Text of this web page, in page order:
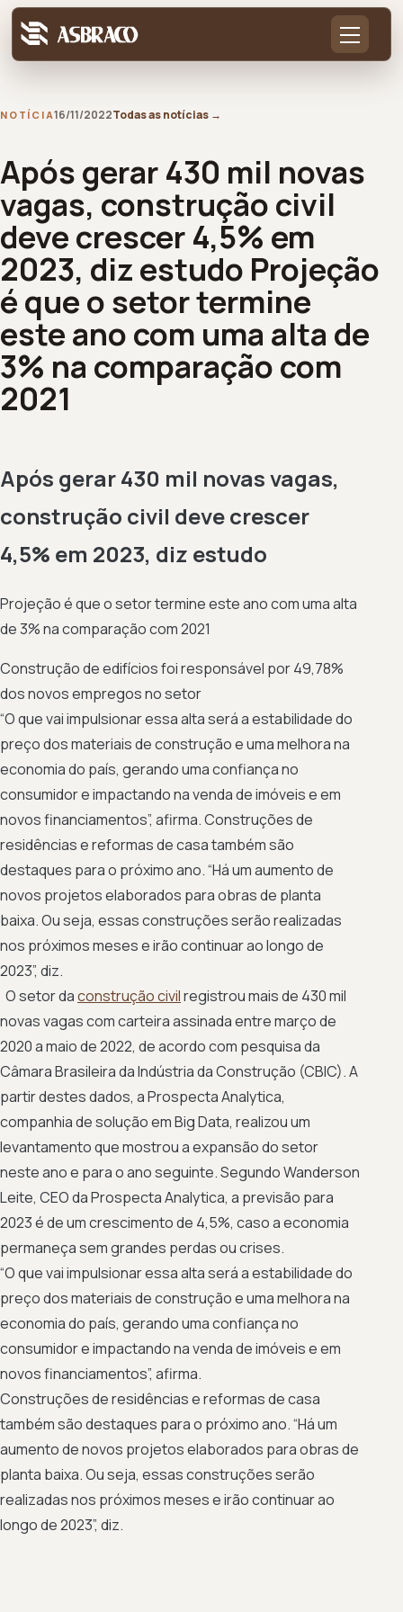
NOTÍCIA16/11/2022Todas as notícias →
Após gerar 430 mil novas
vagas, construção civil
deve crescer 4,5% em
2023, diz estudo Projeção
é que o setor termine
este ano com uma alta de
3% na comparação com
2021
Após gerar 430 mil novas vagas,
construção civil deve crescer
4,5% em 2023, diz estudo
Projeção é que o setor termine este ano com uma alta
de 3% na comparação com 2021
Construção de edifícios foi responsável por 49,78%
dos novos empregos no setor
“O que vai impulsionar essa alta será a estabilidade do
preço dos materiais de construção e uma melhora na
economia do país, gerando uma confiança no
consumidor e impactando na venda de imóveis e em
novos financiamentos”, afirma. Construções de
residências e reformas de casa também são
destaques para o próximo ano. “Há um aumento de
novos projetos elaborados para obras de planta
baixa. Ou seja, essas construções serão realizadas
nos próximos meses e irão continuar ao longo de
2023”, diz.
O setor daconstrução civilregistrou mais de 430 mil
novas vagas com carteira assinada entre março de
2020 a maio de 2022, de acordo com pesquisa da
Câmara Brasileira da Indústria da Construção (CBIC). A
partir destes dados, a Prospecta Analytica,
companhia de solução em Big Data, realizou um
levantamento que mostrou a expansão do setor
neste ano e para o ano seguinte. Segundo Wanderson
Leite, CEO da Prospecta Analytica, a previsão para
2023 é de um crescimento de 4,5%, caso a economia
permaneça sem grandes perdas ou crises.
“O que vai impulsionar essa alta será a estabilidade do
preço dos materiais de construção e uma melhora na
economia do país, gerando uma confiança no
consumidor e impactando na venda de imóveis e em
novos financiamentos”, afirma.
Construções de residências e reformas de casa
também são destaques para o próximo ano. “Há um
aumento de novos projetos elaborados para obras de
planta baixa. Ou seja, essas construções serão
realizadas nos próximos meses e irão continuar ao
longo de 2023”, diz.